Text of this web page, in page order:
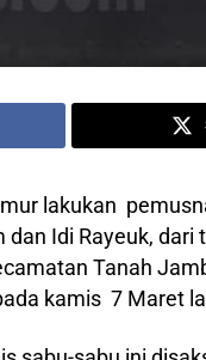
lakukan
Idi Rayeuk, dari
Tanah
kamis 7 Maret